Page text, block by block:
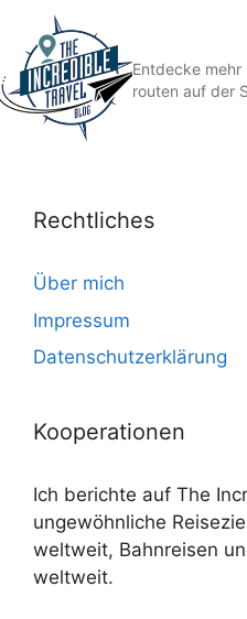
Entdecke mehr
routen auf der
Rechtliches
Über mich
Impressum
Datenschutzerklärung
Kooperationen
Ich berichte auf The
ungewöhnliche
weltweit, Bahnreisen
weltweit.